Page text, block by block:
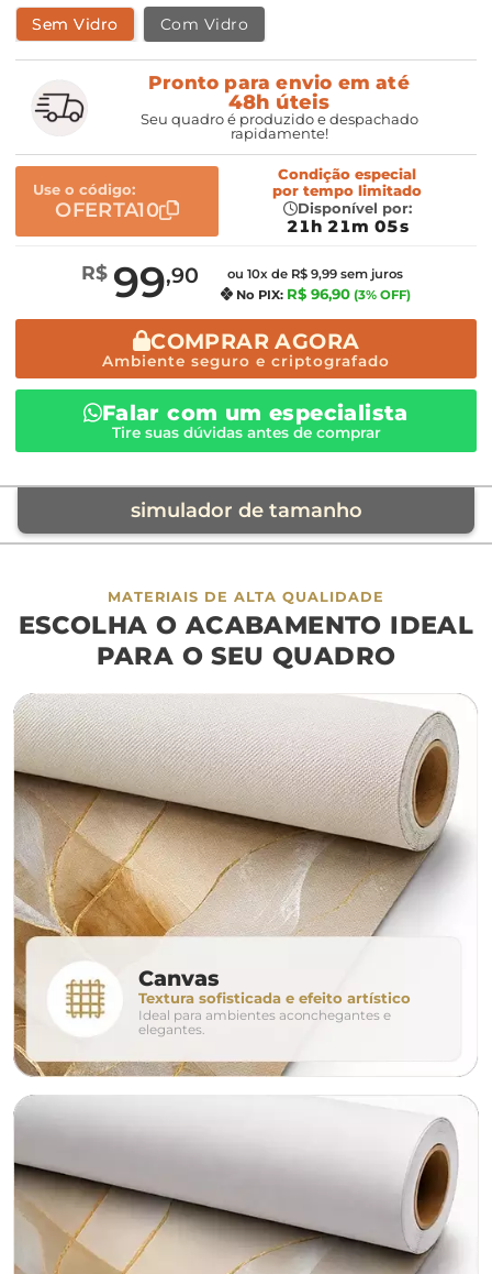
Sem Vidro Com Vidro
Pronto para envio em até
48h úteis
Seu quadro é produzido e despachado
rapidamente!
Use o código:
OFERTA10
Condição especial
por tempo limitado
Disponível por:
21h 21m 05s
R$ 99,90
ou 10x de R$ 9,99 sem juros
No PIX: R$ 96,90 (3% OFF)
COMPRAR AGORA
Ambiente seguro e criptografado
Falar com um especialista
Tire suas dúvidas antes de comprar
simulador de tamanho
móvel de referência
sofá cama
largura aproximada
160cm 200cm
280cm 320cm
conjunto
avulso duo
o tamanho ideal para o seu ambiente é
MATERIAIS DE ALTA QUALIDADE
ESCOLHA O ACABAMENTO IDEAL
PARA O SEU QUADRO
Canvas
Textura sofisticada e efeito artístico
Ideal para ambientes aconchegantes e
elegantes.